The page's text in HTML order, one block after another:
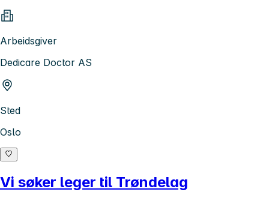
Arbeidsgiver
Dedicare Doctor AS
Sted
Oslo
Vi søker leger til Trøndelag